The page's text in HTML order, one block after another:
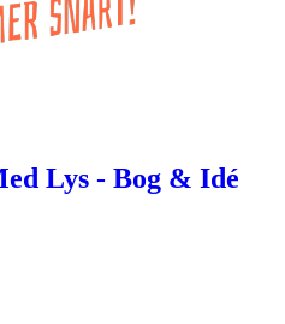
Lys - Bog & Idé